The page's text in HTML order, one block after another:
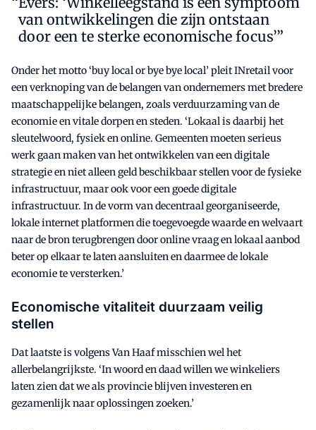
van ontwikkelingen die zijn ontstaan
door een te sterke economische focus’”
Onder het motto ‘buy local or bye bye local’ pleit INretail voor
een verknoping van de belangen van ondernemers met bredere
maatschappelijke belangen, zoals verduurzaming van de
economie en vitale dorpen en steden. ‘Lokaal is daarbij het
sleutelwoord, fysiek en online. Gemeenten moeten serieus
werk gaan maken van het ontwikkelen van een digitale
strategie en niet alleen geld beschikbaar stellen voor de fysieke
infrastructuur, maar ook voor een goede digitale
infrastructuur. In de vorm van decentraal georganiseerde,
lokale internet platformen die toegevoegde waarde en welvaart
naar de bron terugbrengen door online vraag en lokaal aanbod
beter op elkaar te laten aansluiten en daarmee de lokale
economie te versterken.’
Economische vitaliteit duurzaam veilig
stellen
Dat laatste is volgens Van Haaf misschien wel het
allerbelangrijkste. ‘In woord en daad willen we winkeliers
laten zien dat we als provincie blijven investeren en
gezamenlijk naar oplossingen zoeken.’